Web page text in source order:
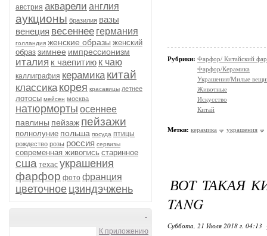
австрия акварели англия
аукционы бразилия вазы
венеция весеннее германия
голландия женские образы женский
образ зимнее импрессионизм
италия к чаепитию к чаю
каллиграфия керамика китай
классика корея красавицы летнее
лотосы мейсен москва
натюрморты осеннее
павлины пейзаж пейзажи
полнолуние польша посуда птицы
рождество розы россия сервизы
современная живопись старинное
сша техас украшения
фарфор фото франция
цветочное цзиндэчжень
-
К приложению
Рубрики: Фарфор/ Китайский
Фарфор/Керамика
Украшения/Милые
Животные
Искусство
Китай
Метки: керамика украшения
ВОТ ТАКАЯ
TANG
Суббота, 21 Июля 2018 г. 04:13